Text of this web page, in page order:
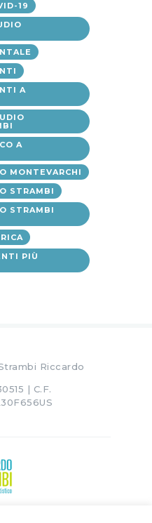
19
A
A
MONTEVARCHI
STRAMBI
STRAMBI
PIÙ
Riccardo
| C.F.